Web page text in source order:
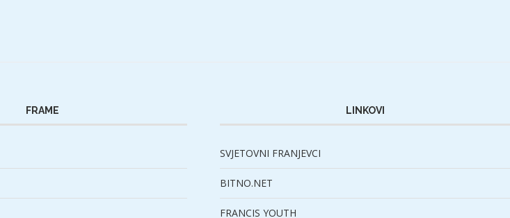
FRAME LINKOVI
SVJETOVNI FRANJEVCI
BITNO.NET
FRANCIS YOUTH